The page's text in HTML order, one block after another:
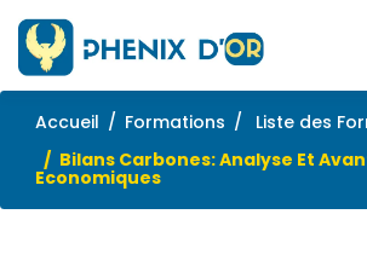
au
contenu
ACCUEIL
Accueil Formations
Liste des
Bilans Carbones: Analyse Et
Economiques